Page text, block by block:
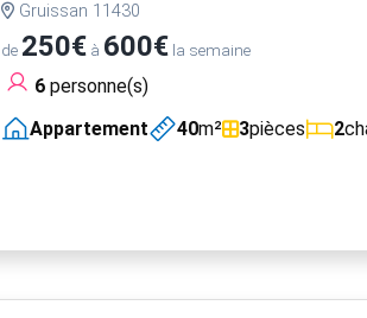
Gruissan 11430
de 250€à 600€la semaine
6personne(s)
Appartement
40m² 3pièces 2